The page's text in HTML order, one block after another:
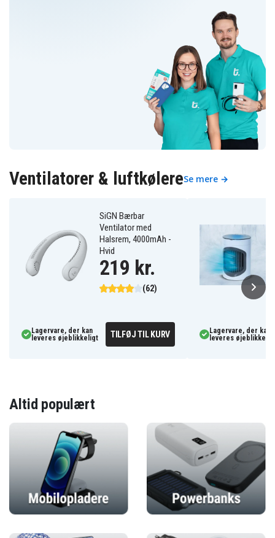
Ventilatorer & luftkølereSe mere →
SiGN Bærbar
Ventilator med
Halsrem, 4000mAh -
Hvid
(62)
219 kr.
Lagervare, der kan
leveres øjeblikkeligt
TILFØJ TIL KURV
Lagervare, der kan
leveres
Altid populært